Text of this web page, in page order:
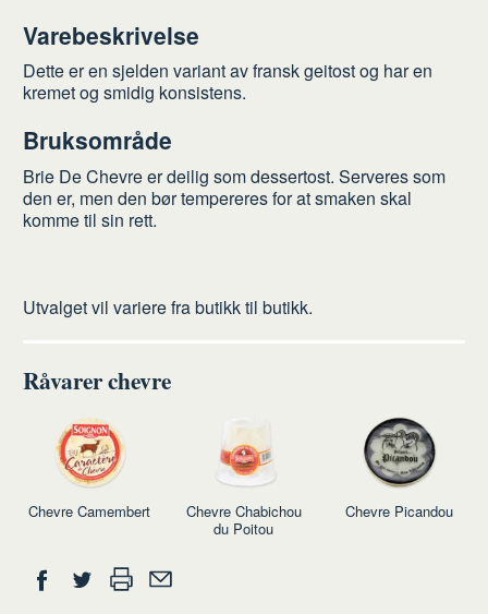
Varebeskrivelse
Dette er en sjelden variant av fransk geitost og har en
kremet og smidig konsistens.
Bruksområde
Brie De Chevre er deilig som dessertost. Serveres som
den er, men den bør tempereres for at smaken skal
komme til sin rett.
Utvalget vil variere fra butikk til butikk.
Råvarer chevre
Chevre Camembert
Chevre Chabichou
du Poitou
Chevre Picandou
Del